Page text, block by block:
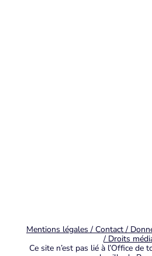
Mentions légales / Contact /
/ Droits
Ce site n’est pas lié à l’Office de